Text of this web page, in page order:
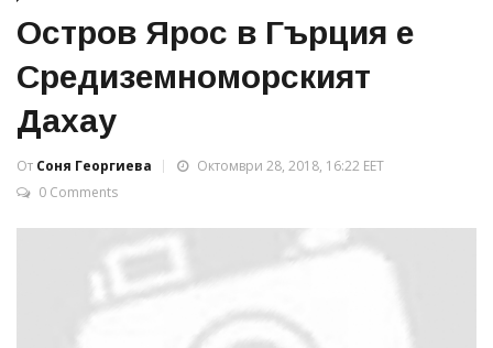
Остров Ярос в Гърция е
Средиземноморският
Дахау
От Соня Георгиева
Октомври 28, 2018, 16:22 EET
0 Comments